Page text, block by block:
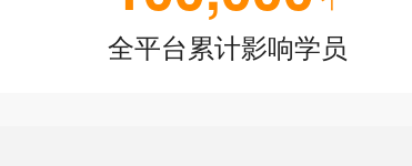
全平台累计影响学员